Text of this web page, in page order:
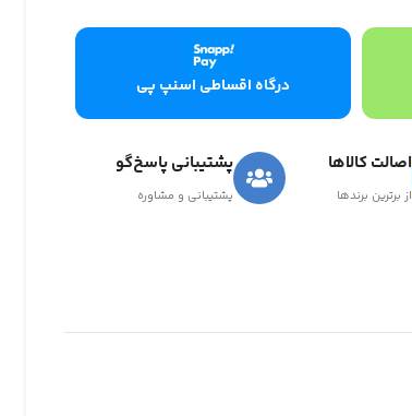
درگاه اقساطی اسنپ پی
اصالت کالاها
از برترین برندها
پشتیبانی پاسخ‌گو
پشتیبانی و مشاوره